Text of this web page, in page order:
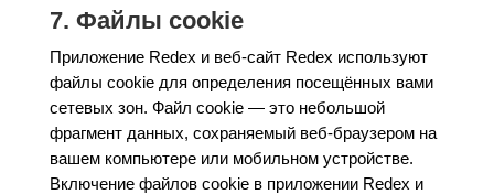
7. Файлы cookie
Приложение Redex и веб-сайт Redex используют
файлы cookie для определения посещённых вами
сетевых зон. Файл cookie — это небольшой
фрагмент данных, сохраняемый веб-браузером на
вашем компьютере или мобильном устройстве.
Включение файлов cookie в приложении Redex и